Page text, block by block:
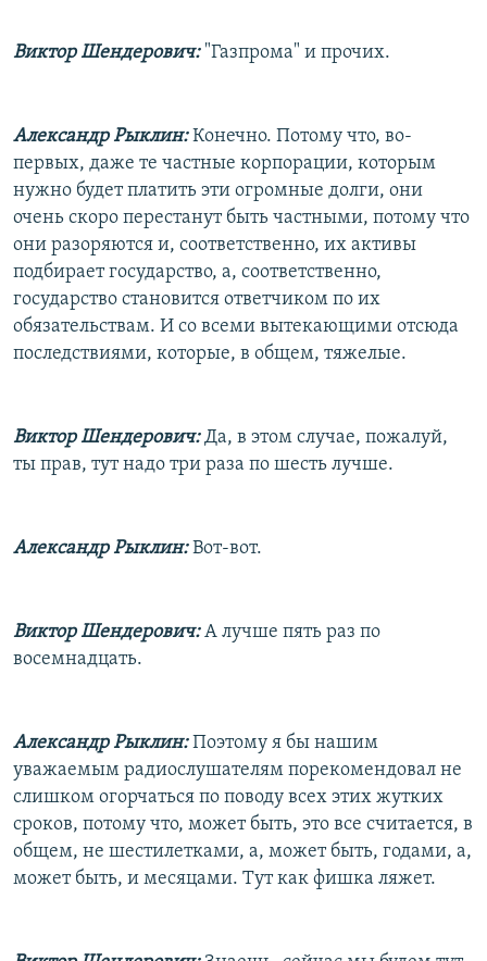
Виктор Шендерович: "Газпрома" и прочих.
Александр Рыклин:Конечно. Потому что, во-
первых, даже те частные корпорации, которым
нужно будет платить эти огромные долги, они
очень скоро перестанут быть частными, потому что
они разоряются и, соответственно, их активы
подбирает государство, а, соответственно,
государство становится ответчиком по их
обязательствам. И со всеми вытекающими отсюда
последствиями, которые, в общем, тяжелые.
Виктор Шендерович:Да, в этом случае, пожалуй,
ты прав, тут надо три раза по шесть лучше.
Александр Рыклин:Вот-вот.
Виктор Шендерович:А лучше пять раз по
восемнадцать.
Александр Рыклин:Поэтому я бы нашим
уважаемым радиослушателям порекомендовал не
слишком огорчаться по поводу всех этих жутких
сроков, потому что, может быть, это все считается, в
общем, не шестилетками, а, может быть, годами, а,
может быть, и месяцами. Тут как фишка ляжет.